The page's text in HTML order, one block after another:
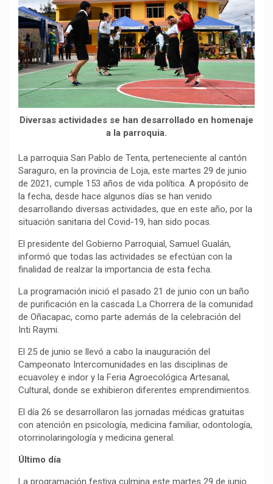
o
o
k
A
p
r
a
m
i
n
k
r
t
i
r
Diversas actividades se han desarrollado en homenaje
a la parroquia.
La parroquia San Pablo de Tenta, perteneciente al cantón
Saraguro, en la provincia de Loja, este martes 29 de junio
de 2021, cumple 153 años de vida política. A propósito de
la fecha, desde hace algunos días se han venido
desarrollando diversas actividades, que en este año, por la
situación sanitaria del Covid-19, han sido pocas.
El presidente del Gobierno Parroquial, Samuel Gualán,
informó que todas las actividades se efectúan con la
finalidad de realzar la importancia de esta fecha.
La programación inició el pasado 21 de junio con un baño
de purificación en la cascada La Chorrera de la comunidad
de Oñacapac, como parte además de la celebración del
Inti Raymi.
El 25 de junio se llevó a cabo la inauguración del
Campeonato Intercomunidades en las disciplinas de
ecuavoley e indor y la Feria Agroecológica Artesanal,
Cultural, donde se exhibieron diferentes emprendimientos.
El día 26 se desarrollaron las jornadas médicas gratuitas
con atención en psicología, medicina familiar, odontología,
otorrinolaringología y medicina general.
Último día
La programación festiva culmina este martes 29 de junio